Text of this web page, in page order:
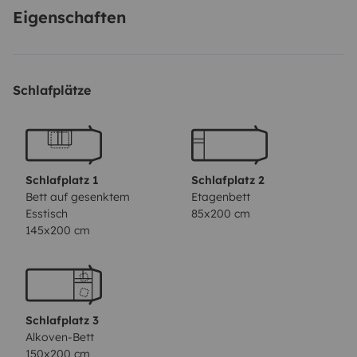
enjoy your holiday without worrying about electricity
Camping chairs, table, outdoor tarpaulin and barbecue
will be supplied.
On request bed linen and crockery.
The camper must be returned clean in all its parts.
care of the final cleaning.
Chemical toilet cistern to be left clean at all times.
Eigenschaften
Schlafplätze
Schlafplatz 1
Bett auf gesenktem
Esstisch
145x200 cm
Schlafplatz 2
Etagenbett
85x200 cm
Schlafplatz 3
Alkoven-Bett
150x200 cm